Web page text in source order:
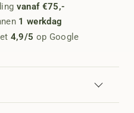
vanaf €75,-
1 werkdag
4,9/5 op Google